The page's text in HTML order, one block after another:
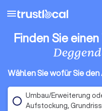
menu
Finden Sie
Wählen Sie wofür Sie
Umbau/Erweiterung
Aufstockung,